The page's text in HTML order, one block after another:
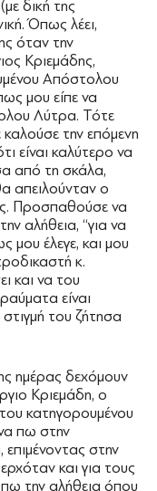
δική της
Όπως λέει,
όταν την
Κριεμάδης,
Απόστολου
μου είπε να
Λύτρα. Τότε
την επόμενη
είναι καλύτερο να
από τη σκάλα,
απειλούνταν ο
Προσπαθούσε να
αλήθεια, ‘‘για να
μου έλεγε, και μου
κ.
και να του
είναι
του ζήτησα
ημέρας δεχόμουν
Κριεμάδη, ο
κατηγορουμένου
πω στην
στην
και για τους
την αλήθεια όπου